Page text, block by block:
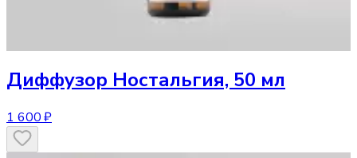
Диффузор Ностальгия, 50 мл
1 600 ₽